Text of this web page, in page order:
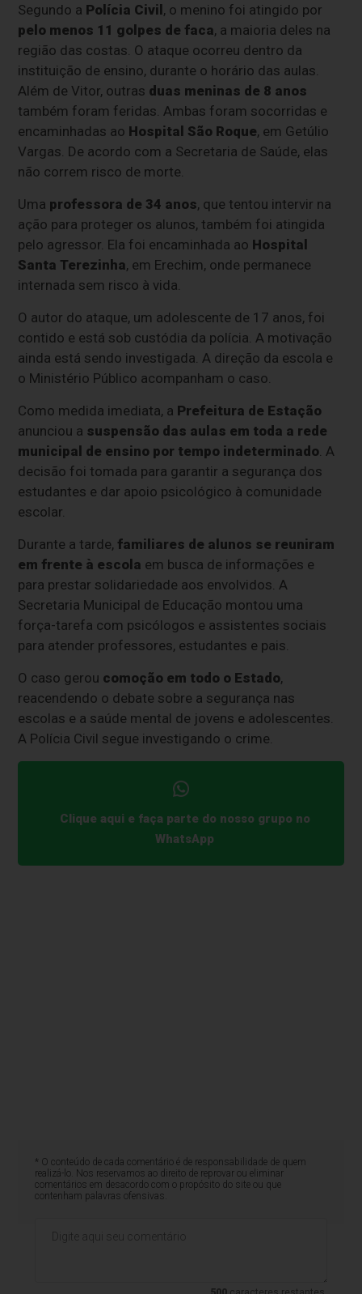
Segundo a Polícia Civil, o menino foi atingido por
pelo menos 11 golpes de faca, a maioria deles na
região das costas. O ataque ocorreu dentro da
instituição de ensino, durante o horário das aulas.
Além de Vitor, outras duas meninas de 8 anos
também foram feridas. Ambas foram socorridas e
encaminhadas ao Hospital São Roque, em Getúlio
Vargas. De acordo com a Secretaria de Saúde, elas
não correm risco de morte.
Uma professora de 34 anos, que tentou intervir na
ação para proteger os alunos, também foi atingida
pelo agressor. Ela foi encaminhada ao Hospital
Santa Terezinha, em Erechim, onde permanece
internada sem risco à vida.
O autor do ataque, um adolescente de 17 anos, foi
contido e está sob custódia da polícia. A motivação
ainda está sendo investigada. A direção da escola e
o Ministério Público acompanham o caso.
Como medida imediata, a Prefeitura de Estação
anunciou a suspensão das aulas em toda a rede
municipal de ensino por tempo indeterminado . A
decisão foi tomada para garantir a segurança dos
estudantes e dar apoio psicológico à comunidade
escolar.
Durante a tarde, familiares de alunos se reuniram
em frente à escola em busca de informações e
para prestar solidariedade aos envolvidos. A
Secretaria Municipal de Educação montou uma
força-tarefa com psicólogos e assistentes sociais
para atender professores, estudantes e pais.
O caso gerou comoção em todo o Estado,
reacendendo o debate sobre a segurança nas
escolas e a saúde mental de jovens e adolescentes.
A Polícia Civil segue investigando o crime.
Clique aqui e faça parte do nosso grupo no
WhatsApp
* O conteúdo de cada comentário é de responsabilidade de quem
realizá-lo. Nos reservamos ao direito de reprovar ou eliminar
comentários em desacordo com o propósito do site ou que
contenham palavras ofensivas.